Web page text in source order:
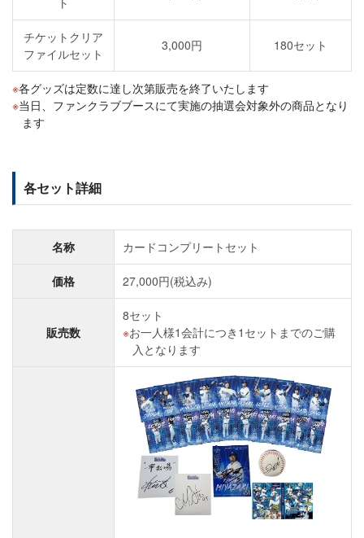
チケットクリア
ファイルセット
3,000円 180セット
各グッズは定数に達し次第販売を終了いたします
当日、ファンクラブブースにて実施の抽選会対象外の商品となり
ます
各セット詳細
名称 カードコンプリートセット
価格 27,000円(税込み)
販売数
8セット
お一人様1会計につき1セットまでのご購
入となります